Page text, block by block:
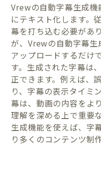
Vrewの自動字幕生成
にテキスト化します。
幕を打ち込む必要があ
が、Vrewの自動字幕生
アップロードするだけ
す。生成された字幕は
正できます。例えば、
り、字幕の表示タイミ
幕は、動画の内容をよ
理解を深める上で重要
生成機能を使えば、字
り多くのコンテンツ制